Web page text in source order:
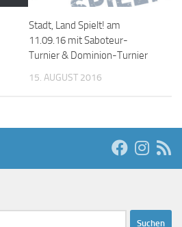
Stadt, Land Spielt! am
11.09.16 mit Saboteur-
Turnier & Dominion-Turnier
15. AUGUST 2016